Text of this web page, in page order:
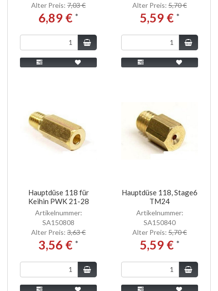
Alter Preis: 7,03 €
6,89 € *
Alter Preis: 5,70 €
5,59 € *
Hauptdüse 118 für
Keihin PWK 21-28
Artikelnummer:
SA150808
Alter Preis: 3,63 €
3,56 € *
Hauptdüse 118, Stage6
TM24
Artikelnummer:
SA150840
Alter Preis: 5,70 €
5,59 € *